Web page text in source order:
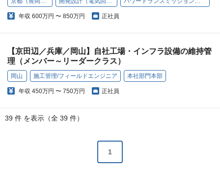
年収 600万円 〜 850万円 正社員
【京田辺／兵庫／岡山】自社工場・インフラ設備の維持管
理（メンバー～リーダークラス）
岡山 施工管理/フィールドエンジニア 本社部門本部
年収 450万円 〜 750万円 正社員
39 件 を表示（全 39 件）
1